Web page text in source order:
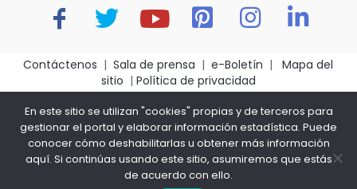
Contáctenos | Sala de prensa | e-Boletín |
Mapa del
sitio | Política de privacidad
ASCOFAME- Bogotá D.C.- Colombia – Carrera 14 No. 101-
53 Tel: (+57) 601 5326142
Fecha de última actualización: 2026-04-13
En este sitio se utilizan "cookies" propias y de terceros para
gestionar el portal y elaborar información estadística. Puede
conocer cómo deshabilitarlas u obtener más información
aquí. Si continúas usando este sitio, asumiremos que estás
de acuerdo con ello.